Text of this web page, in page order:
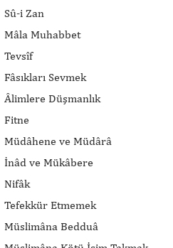
Sû-i Zan
Mâla Muhabbet
Tevsîf
Fâsıkları Sevmek
Âlimlere Düşmanlık
Fitne
Müdâhene ve Müdârâ
İnâd ve Mükâbere
Nifâk
Tefekkür Etmemek
Müslimâna Bedduâ